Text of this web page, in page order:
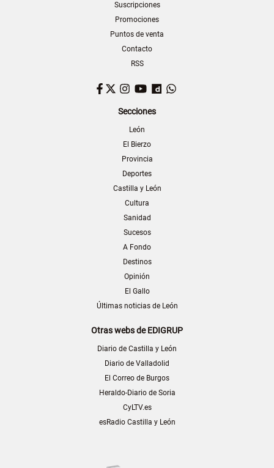
Suscripciones
Promociones
Puntos de venta
Contacto
RSS
Facebook
TwitterInstagram
YouTubeDailymotion
Secciones
León
El Bierzo
Provincia
Deportes
Castilla y León
Cultura
Sanidad
Sucesos
A Fondo
Destinos
Opinión
El Gallo
Últimas noticias de León
Otras webs de EDIGRUP
Diario de Castilla y León
Diario de Valladolid
El Correo de Burgos
Heraldo-Diario de Soria
CyLTV.es
esRadio Castilla y León